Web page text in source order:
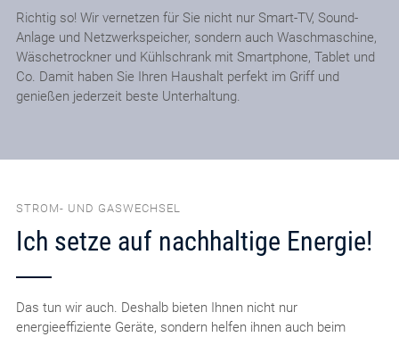
Richtig so! Wir vernetzen für Sie nicht nur Smart-TV, Sound-
Anlage und Netzwerkspeicher, sondern auch Waschmaschine,
Wäschetrockner und Kühlschrank mit Smartphone, Tablet und
Co. Damit haben Sie Ihren Haushalt perfekt im Griff und
genießen jederzeit beste Unterhaltung.
STROM- UND GASWECHSEL
Ich setze auf nachhaltige Energie!
Das tun wir auch. Deshalb bieten Ihnen nicht nur
energieeffiziente Geräte, sondern helfen ihnen auch beim